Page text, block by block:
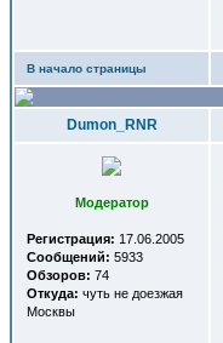
В начало страницы
Dumon_RNR
Модератор
Регистрация: 17.06.2005
Сообщений: 5933
Обзоров: 74
Откуда: чуть не доезжая
Москвы